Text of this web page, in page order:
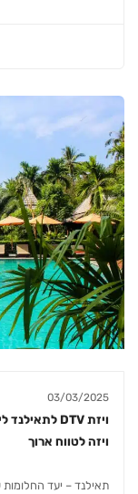
03/03/2025
ויזה לטווח ארוך
תאילנד – יעד